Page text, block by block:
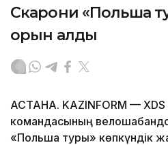
Скарони «Польша
орын алды
АСТАНА. KAZINFORM — XDS
командасының
«Польша туры» көпкүндік